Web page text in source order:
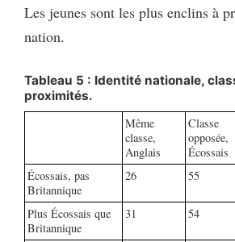
Les jeunes sont les plus enclins à
nation.
Tableau 5 : Identité nationale,
proximités.
Même
classe,
Anglais
Classe
opposée,
Écossais
Écossais, pas
Britannique
26 55
Plus Écossais que
Britannique
31 54